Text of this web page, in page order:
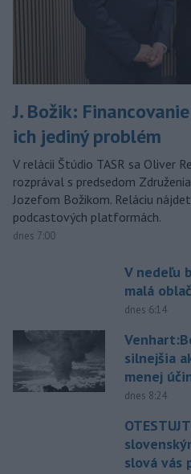
J. Božik:
ich jediný problém
V relácii Štúdio TASR sa Oliver
rozprával s predsedom
Jozefom Božikom. Reláciu
podcastových platformách.
dnes 7:00
V nedeľu
malá
dnes 6:14
silnejšia
menej
dnes 8:24
slová vás